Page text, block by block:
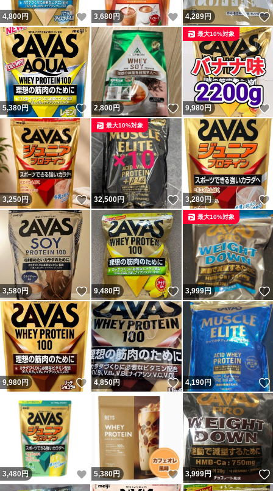
4,800円 いいね！
3,680円 いいね！
4,289円
5,380円 いいね！
2,800円 いいね！
9,980円
最大10%対象
3,250円 いいね！
32,500円 いいね！
最大10%対象
3,280円
3,580円 いいね！
9,480円 いいね！
3,999円
最大10%対象
9,980円 いいね！
4,850円 いいね！
4,190円
3,480 円 いいね！
5,380円 いいね！
3,999円